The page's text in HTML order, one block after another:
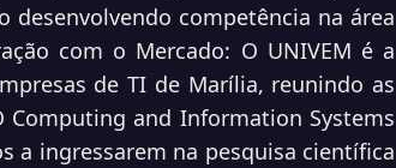
desenvolvendo competência na área
com o Mercado: O UNIVEM é a
de TI de Marília, reunindo as
Computing and Information Systems
a ingressarem na pesquisa científica